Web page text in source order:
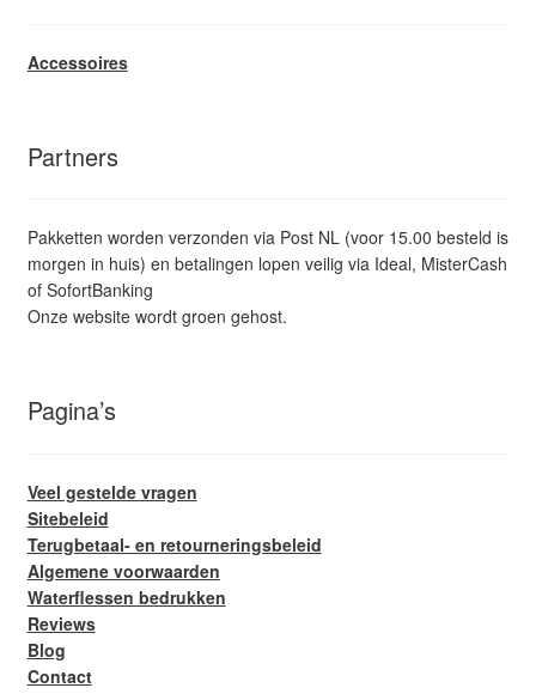
Accessoires
Partners
Pakketten worden verzonden via Post NL (voor 15.00 besteld is
morgen in huis) en betalingen lopen veilig via Ideal, MisterCash
of SofortBanking
Onze website wordt groen gehost.
Pagina’s
Veel gestelde vragen
Sitebeleid
Terugbetaal- en retourneringsbeleid
Algemene voorwaarden
Waterflessen bedrukken
Reviews
Blog
Contact